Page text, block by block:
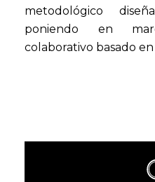
metodológico
poniendo en
colaborativo basado